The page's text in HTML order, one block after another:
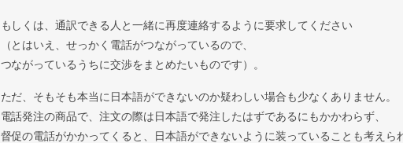
もしくは、通訳できる人と一緒に再度連絡するように要求してください
（とはいえ、せっかく電話がつながっているので、
つながっているうちに交渉をまとめたいものです）。
ただ、そもそも本当に日本語ができないのか疑わしい場合も少なくありません。
電話発注の商品で、注文の際は日本語で発注したはずであるにもかかわらず、
督促の電話がかかってくると、日本語ができないように装っていることも考えら